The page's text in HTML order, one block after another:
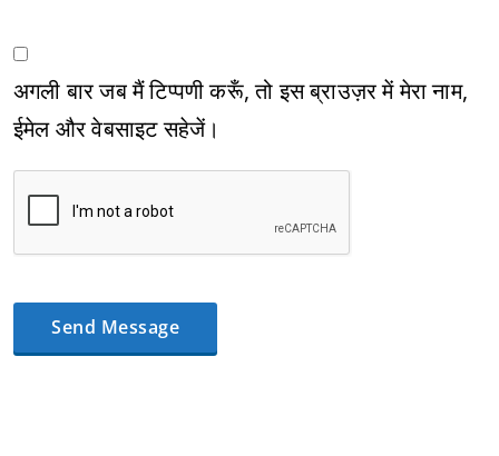
अगली बार जब मैं टिप्पणी करूँ, तो इस ब्राउज़र में मेरा नाम,
ईमेल और वेबसाइट सहेजें।